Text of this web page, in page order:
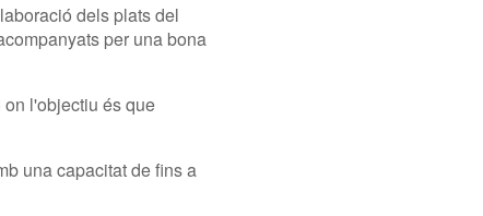
dels plats del
per una bona
on l'objectiu és que
una capacitat de fins a